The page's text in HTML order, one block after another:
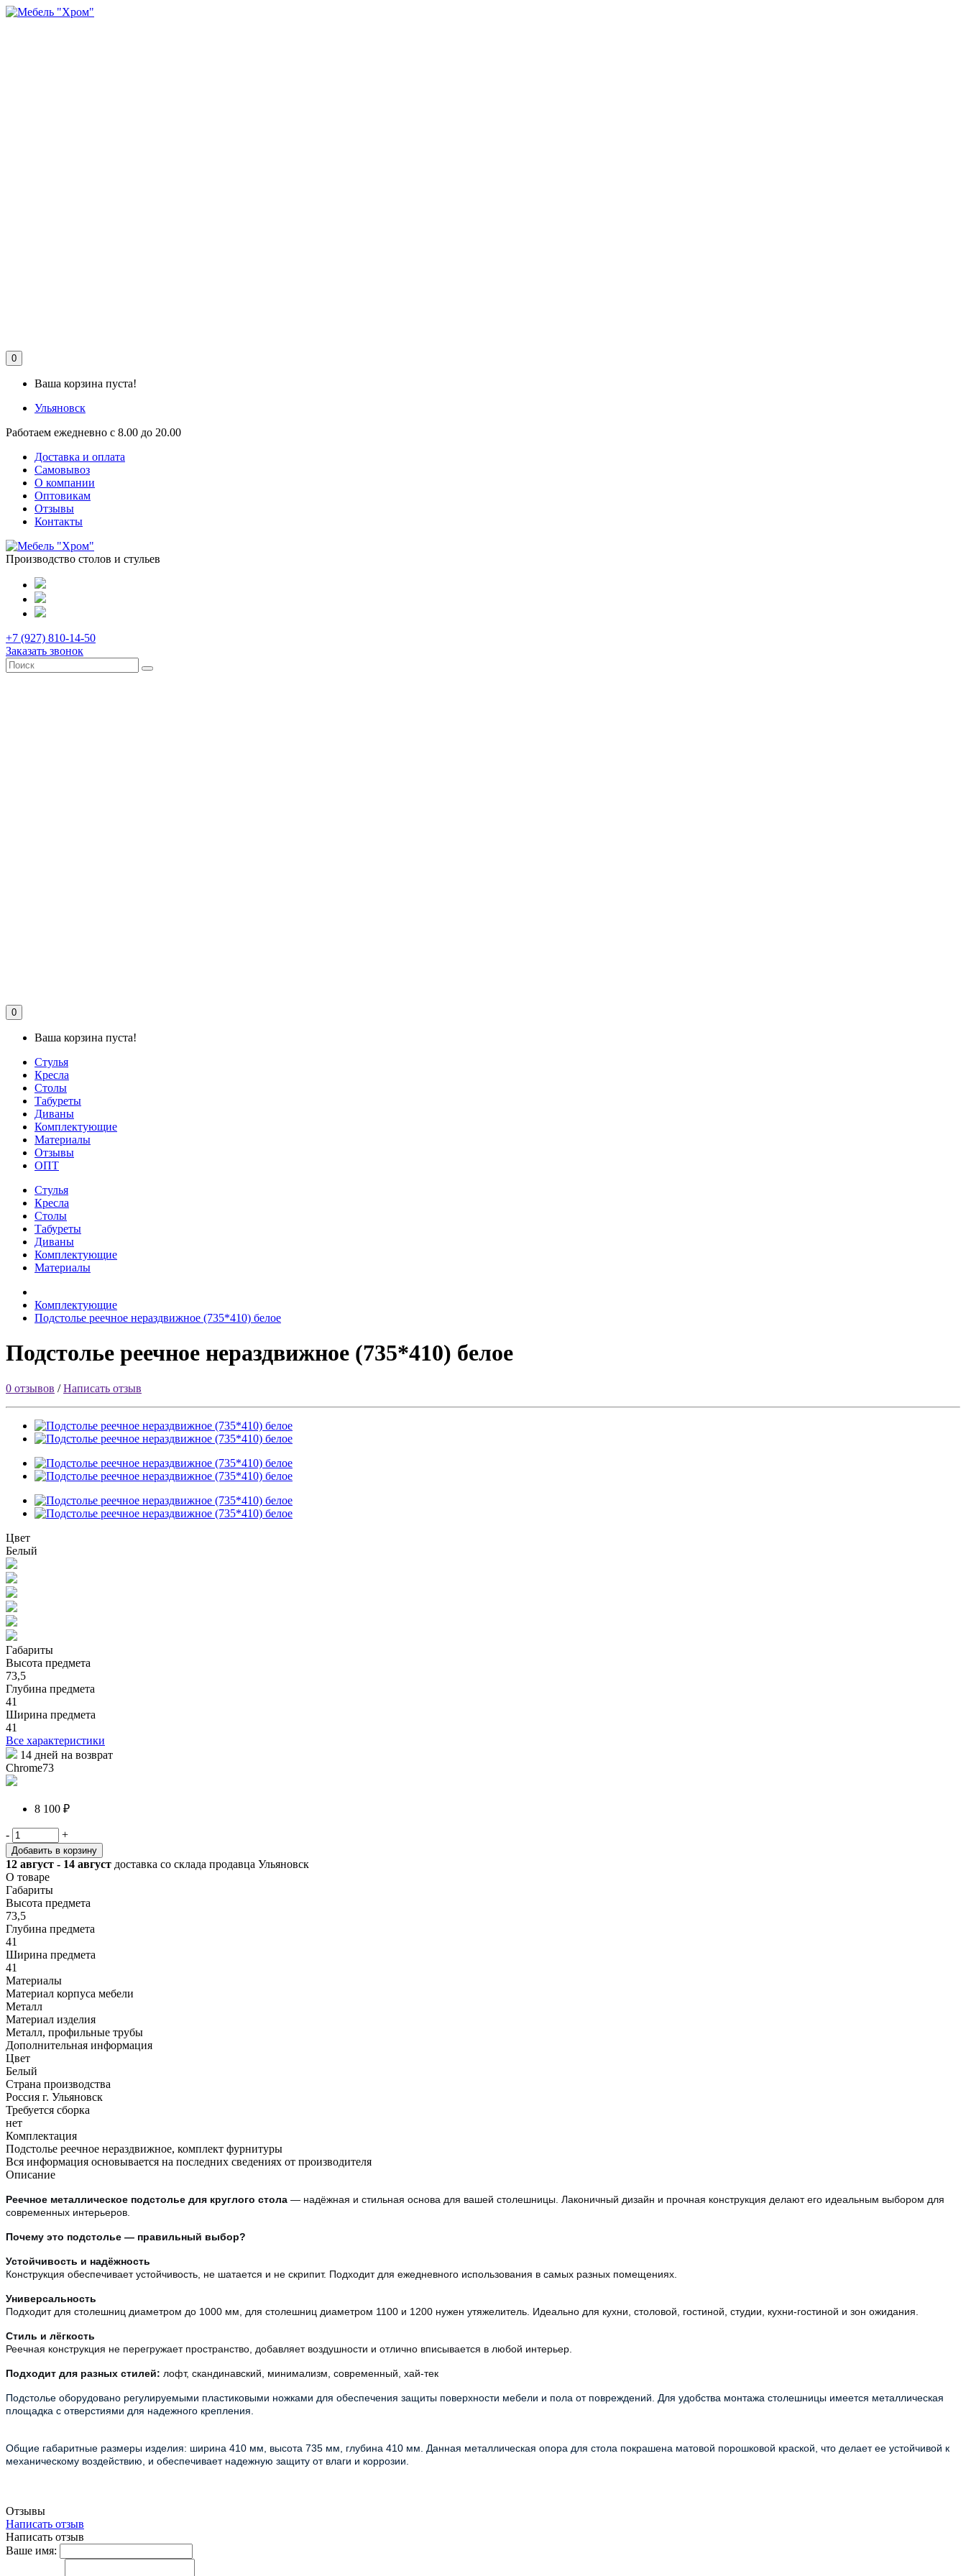
0
Ваша корзина пуста!
Ульяновск
Работаем ежедневно с 8.00 до 20.00
Доставка и оплата
Самовывоз
О компании
Оптовикам
Отзывы
Контакты
Производство столов и стульев
+7 (927) 810-14-50
Заказать звонок
0
Ваша корзина пуста!
Стулья
Кресла
Столы
Табуреты
Диваны
Комплектующие
Материалы
Отзывы
ОПТ
Стулья
Кресла
Столы
Табуреты
Диваны
Комплектующие
Материалы
Комплектующие
Подстолье реечное нераздвижное (735*410) белое
Подстолье реечное нераздвижное (735*410) белое
0 отзывов /Написать отзыв
Цвет
Белый
Габариты
Высота предмета
73,5
Глубина предмета
41
Ширина предмета
41
Все характеристики
14 дней на возврат
Chrome73
8 100 ₽
- +
Добавить в корзину
12 август - 14 август доставка со склада продавца Ульяновск
О товаре
Габариты
Высота предмета
73,5
Глубина предмета
41
Ширина предмета
41
Материалы
Материал корпуса мебели
Металл
Материал изделия
Металл, профильные трубы
Дополнительная информация
Цвет
Белый
Страна производства
Россия г. Ульяновск
Требуется сборка
нет
Комплектация
Подстолье реечное нераздвижное, комплект фурнитуры
Вся информация основывается на последних сведениях от производителя
Описание
Реечное металлическое подстолье для круглого стола — надёжная и стильная основа для вашей столешницы. Лаконичный дизайн и прочная конструкция делают его идеальным выбором для
современных интерьеров.
Почему это подстолье — правильный выбор?
Устойчивость и надёжность
Конструкция обеспечивает устойчивость, не шатается и не скрипит. Подходит для ежедневного использования в самых разных помещениях.
Универсальность
Подходит для столешниц диаметром до 1000 мм, для столешниц диаметром 1100 и 1200 нужен утяжелитель. Идеально для кухни, столовой, гостиной, студии, кухни-гостиной и зон ожидания.
Стиль и лёгкость
Реечная конструкция не перегружает пространство, добавляет воздушности и отлично вписывается в любой интерьер.
Подходит для разных стилей: лофт, скандинавский, минимализм, современный, хай-тек
Подстолье оборудовано регулируемыми пластиковыми ножками для обеспечения защиты поверхности мебели и пола от повреждений. Для удобства монтажа столешницы имеется металлическая
площадка с отверстиями для надежного крепления.
Общие габаритные размеры изделия: ширина 410 мм, высота 735 мм, глубина 410 мм. Данная металлическая опора для стола покрашена матовой порошковой краской, что делает ее устойчивой к
механическому воздействию, и обеспечивает надежную защиту от влаги и коррозии.
Отзывы
Написать отзыв
Написать отзыв
Ваше имя: